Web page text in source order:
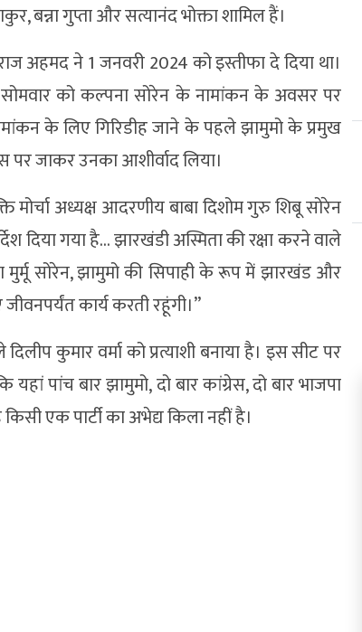
बन्ना गुप्ता और सत्यानंद भोक्ता शामिल हैं।
अहमद ने 1 जनवरी 2024 को इस्तीफा दे दिया था।
सोमवार को कल्पना सोरेन के नामांकन के अवसर पर
के लिए गिरिडीह जाने के पहले झामुमो के प्रमुख
जाकर उनका आशीर्वाद लिया।
मोर्चा अध्यक्ष आदरणीय बाबा दिशोम गुरु शिबू सोरेन
दिया गया है… झारखंडी अस्मिता की रक्षा करने वाले
मुर्मू सोरेन, झामुमो की सिपाही के रूप में झारखंड और
कार्य करती रहूंगी।”
कुमार वर्मा को प्रत्याशी बनाया है। इस सीट पर
पांच बार झामुमो, दो बार कांग्रेस, दो बार भाजपा
एक पार्टी का अभेद्य किला नहीं है।